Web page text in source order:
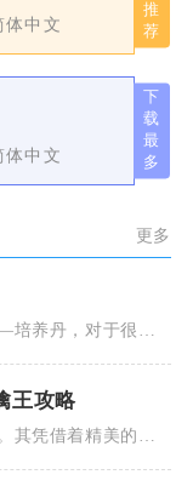
体中文
体中文
更多
养丹，对于很多
王攻略
其凭借着精美的画